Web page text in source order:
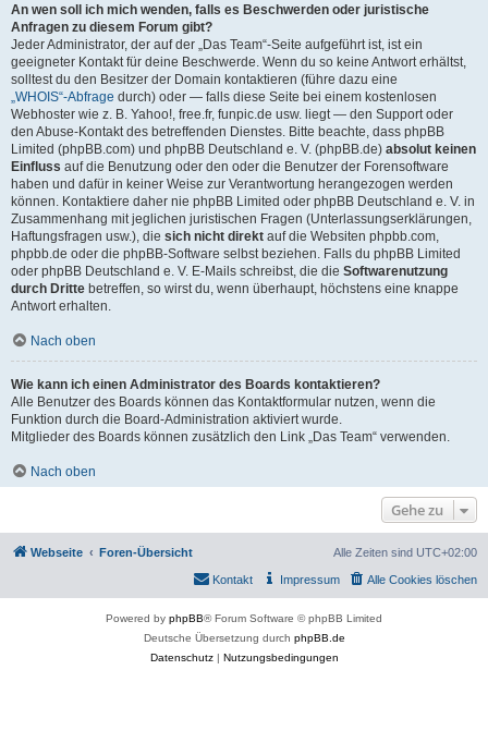
An wen soll ich mich wenden, falls es Beschwerden oder juristische
Anfragen zu diesem Forum gibt?
Jeder Administrator, der auf der „Das Team“-Seite aufgeführt ist, ist ein
geeigneter Kontakt für deine Beschwerde. Wenn du so keine Antwort erhältst,
solltest du den Besitzer der Domain kontaktieren (führe dazu eine
„WHOIS“-Abfrage durch) oder — falls diese Seite bei einem kostenlosen
Webhoster wie z. B. Yahoo!, free.fr, funpic.de usw. liegt — den Support oder
den Abuse-Kontakt des betreffenden Dienstes. Bitte beachte, dass phpBB
Limited (phpBB.com) und phpBB Deutschland e. V. (phpBB.de) absolut keinen
Einfluss auf die Benutzung oder den oder die Benutzer der Forensoftware
haben und dafür in keiner Weise zur Verantwortung herangezogen werden
können. Kontaktiere daher nie phpBB Limited oder phpBB Deutschland e. V. in
Zusammenhang mit jeglichen juristischen Fragen (Unterlassungserklärungen,
Haftungsfragen usw.), die sich nicht direkt auf die Websiten phpbb.com,
phpbb.de oder die phpBB-Software selbst beziehen. Falls du phpBB Limited
oder phpBB Deutschland e. V. E-Mails schreibst, die die Softwarenutzung
durch Dritte betreffen, so wirst du, wenn überhaupt, höchstens eine knappe
Antwort erhalten.
Nach oben
Wie kann ich einen Administrator des Boards kontaktieren?
Alle Benutzer des Boards können das Kontaktformular nutzen, wenn die
Funktion durch die Board-Administration aktiviert wurde.
Mitglieder des Boards können zusätzlich den Link „Das Team“ verwenden.
Nach oben
Gehe zu
Webseite Foren-Übersicht Alle Zeiten sind UTC+02:00
Alle Cookies löschen
Impressum
Kontakt
Powered by phpBB® Forum Software © phpBB Limited
Deutsche Übersetzung durch phpBB.de
Datenschutz| Nutzungsbedingungen